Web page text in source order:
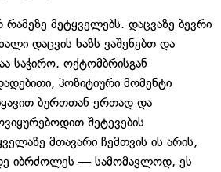
რამეზე მეტყველებს. დაცვაზე ბევრი
დაცვის ხაზს ვაშენებთ და
საჭირო. ოქტომბრისგან
პოზიტიური მომენტი
ბურთთან ერთად და
შეტევების
მთავარი ჩემთვის ის არის,
იბრძოლეს — სამომავლოდ, ეს